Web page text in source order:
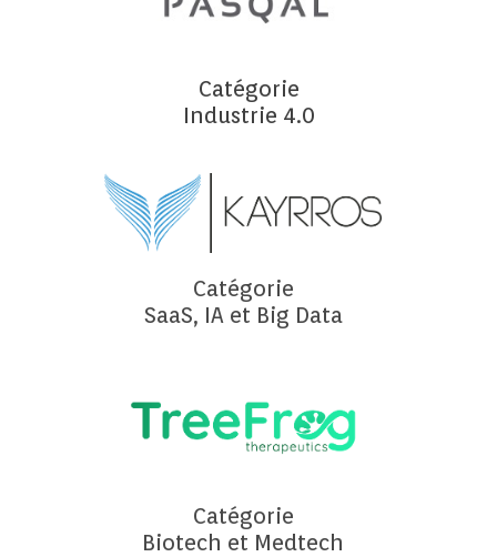
Catégorie
Industrie 4.0
Catégorie
SaaS, IA et Big Data
Catégorie
Biotech et Medtech